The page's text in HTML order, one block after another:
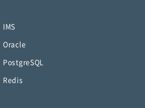
IMS
Oracle
PostgreSQL
Redis